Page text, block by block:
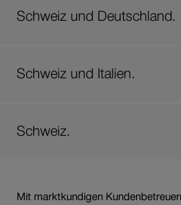
Schweiz und Deutschland.
Schweiz und Italien.
Schweiz.
Mit marktkundigen